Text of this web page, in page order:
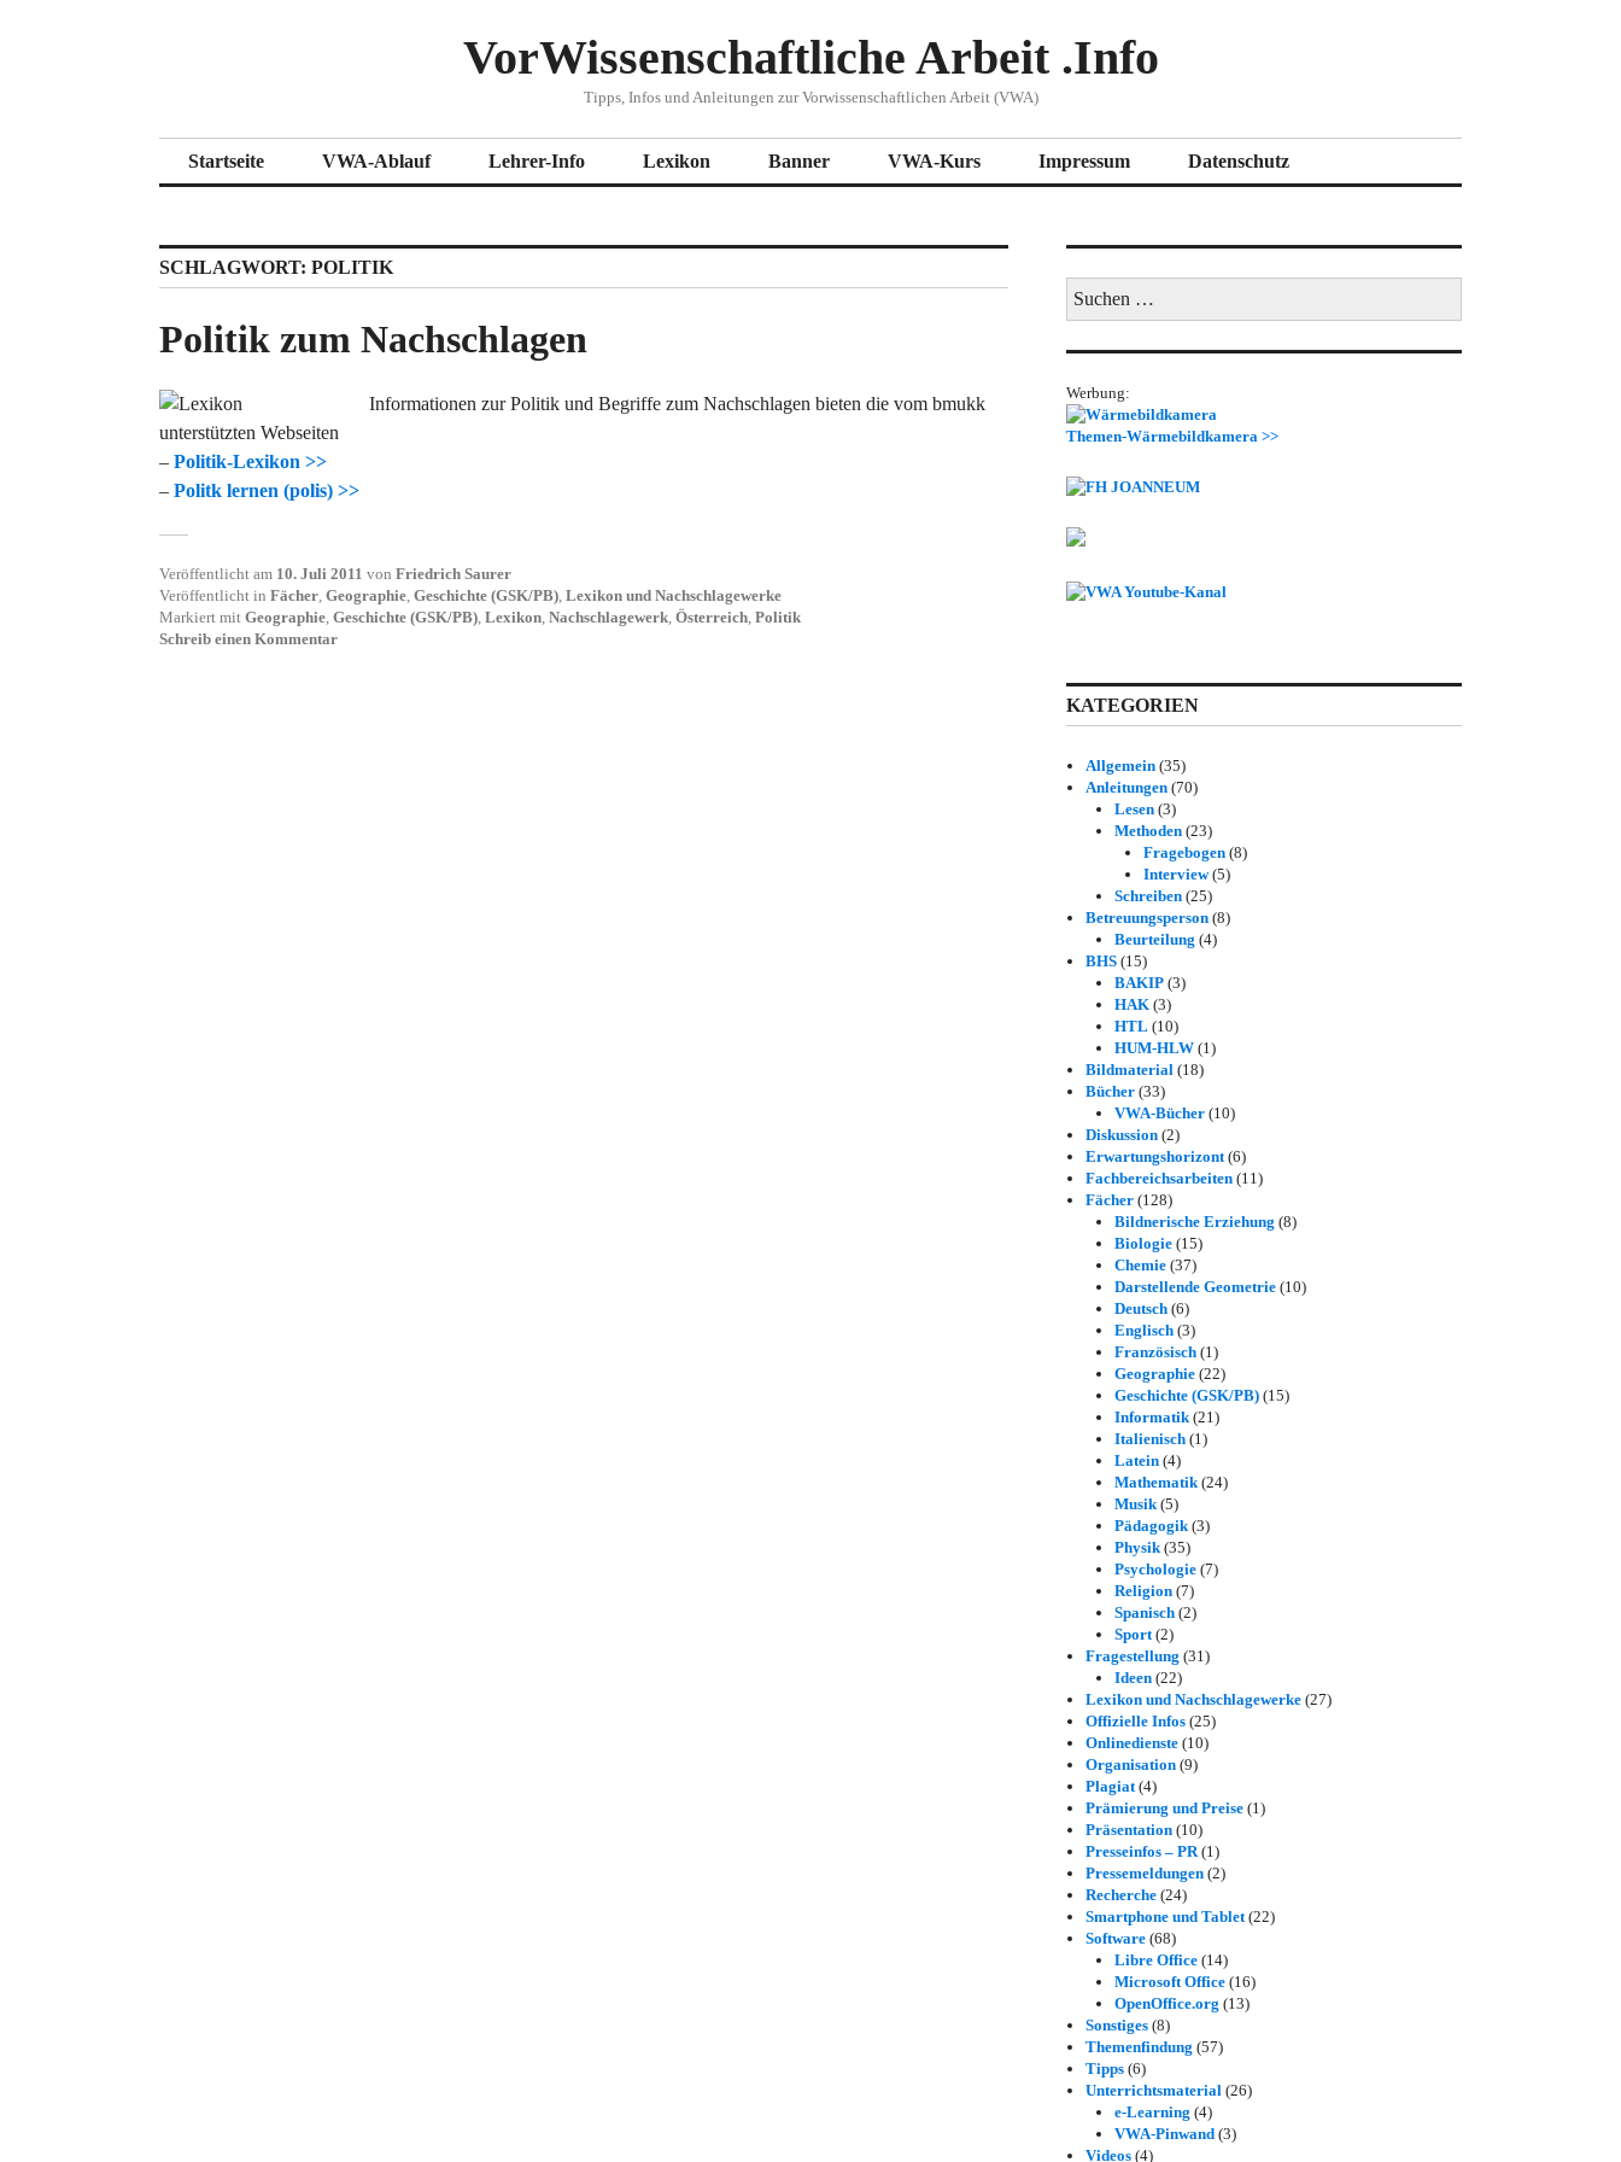
VorWissenschaftliche Arbeit .Info
Tipps, Infos und Anleitungen zur Vorwissenschaftlichen Arbeit (VWA)
Startseite VWA-Ablauf Lehrer-Info Lexikon Banner VWA-Kurs Impressum Datenschutz
SCHLAGWORT: POLITIK
Politik zum Nachschlagen
Informationen zur Politik und Begriffe zum Nachschlagen bieten die vom bmukk
unterstützten Webseiten
– Politik-Lexikon >>
– Politk lernen (polis) >>
Veröffentlicht am 10. Juli 2011 von Friedrich Saurer
Veröffentlicht in Fächer, Geographie, Geschichte (GSK/PB), Lexikon und Nachschlagewerke
Markiert mit Geographie, Geschichte (GSK/PB), Lexikon, Nachschlagewerk, Österreich, Politik
Schreib einen Kommentar
nach:
Werbung:
Themen-Wärmebildkamera >>
KATEGORIEN
Allgemein (35)
Anleitungen (70)
Lesen (3)
Methoden (23)
Fragebogen (8)
Interview(5)
Schreiben (25)
Betreuungsperson (8)
Beurteilung (4)
BHS (15)
BAKIP (3)
HAK (3)
HTL (10)
HUM-HLW (1)
Bildmaterial (18)
Bücher (33)
VWA-Bücher (10)
Diskussion (2)
Erwartungshorizont(6)
Fachbereichsarbeiten (11)
Fächer (128)
Bildnerische Erziehung (8)
Biologie (15)
Chemie (37)
Darstellende Geometrie (10)
Deutsch (6)
Englisch (3)
Französisch (1)
Geographie (22)
Geschichte (GSK/PB) (15)
Informatik(21)
Italienisch (1)
Latein (4)
Mathematik(24)
Musik(5)
Pädagogik(3)
Physik(35)
Psychologie (7)
Religion (7)
Spanisch (2)
Sport(2)
Fragestellung (31)
Ideen (22)
Lexikon und Nachschlagewerke (27)
Offizielle Infos (25)
Onlinedienste (10)
Organisation (9)
Plagiat(4)
Prämierung und Preise (1)
Präsentation (10)
Presseinfos – PR(1)
Pressemeldungen (2)
Recherche (24)
Smartphone und Tablet(22)
Software (68)
Libre Office (14)
Microsoft Office (16)
OpenOffice.org (13)
Sonstiges (8)
Themenfindung (57)
Tipps (6)
Unterrichtsmaterial (26)
e-Learning (4)
VWA-Pinwand (3)
Videos (4)